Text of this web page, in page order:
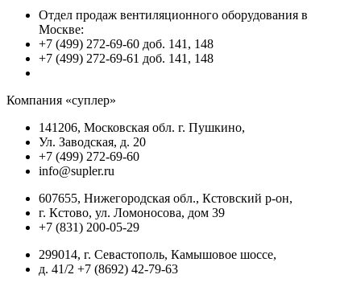
Отдел продаж вентиляционного оборудования в
Москве:
+7 (499) 272-69-60 доб. 141, 148
+7 (499) 272-69-61 доб. 141, 148
Компания «суплер»
141206, Московская обл. г. Пушкино,
Ул. Заводская, д. 20
+7 (499) 272-69-60
info@supler.ru
607655, Нижегородская обл., Кстовский р-он,
г. Кстово, ул. Ломоносова, дом 39
+7 (831) 200-05-29
299014, г. Севастополь, Камышовое шоссе,
д. 41/2 +7 (8692) 42-79-63